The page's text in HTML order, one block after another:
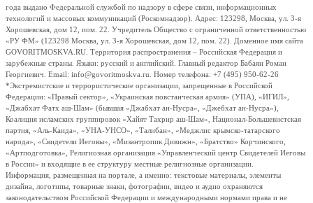
года выдано Федеральной службой по надзору в сфере связи, информационных
технологий и массовых коммуникаций (Роскомнадзор). Адрес: 123298, Москва, ул. 3-я
Хорошевская, дом 12, пом. 22. Учредитель Общество с ограниченной ответственностью
«РУ ФМ» (123298 Москва, ул. 3-я Хорошевская, дом 12, пом. 22). Доменное имя сайта
GOVORITMOSKVA.RU. Территория распространения – Российская Федерация и
зарубежные страны. Языки: русский и английский. Главный редактор Бабаян Роман
Георгиевич. Email: info@govoritmoskva.ru. Номер телефона: +7 (495) 950-62-26
*Экстремистские и террористические организации, запрещенные в Российской
Федерации: «Правый сектор», «Украинская повстанческая армия» (УПА), «ИГИЛ»,
«Джабхат Фатх аш-Шам» (бывшая «Джабхат ан-Нусра», «Джебхат ан-Нусра»),
Коалиция исламских группировок «Хайят Тахрир аш-Шам», Национал-Большевистская
партия, «Аль-Каида», «УНА-УНСО», «Талибан», «Меджлис крымско-татарского
народа», «Свидетели Иеговы», «Мизантропик Дивижн», «Братство» Корчинского,
«Артподготовка», Религиозная организация «Управленческий центр Свидетелей Иеговы
в России» и входящие в ее структуру местные религиозные организации.
Информация, размещенная на портале, а именно: текстовые материалы, элементы
дизайна, логотипы, товарные знаки, фотографии, видео и аудио охраняются
законодательством Российской Федерации и международными нормами права и не